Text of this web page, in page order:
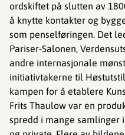
ordskiftet på slutten av
å knytte kontakter og
som penselføringen. Det
Pariser-Salonen,
andre internasjonale
initiativtakerne til
kampen for å etablere
Frits Thaulow var en
spredd i mange samlinger